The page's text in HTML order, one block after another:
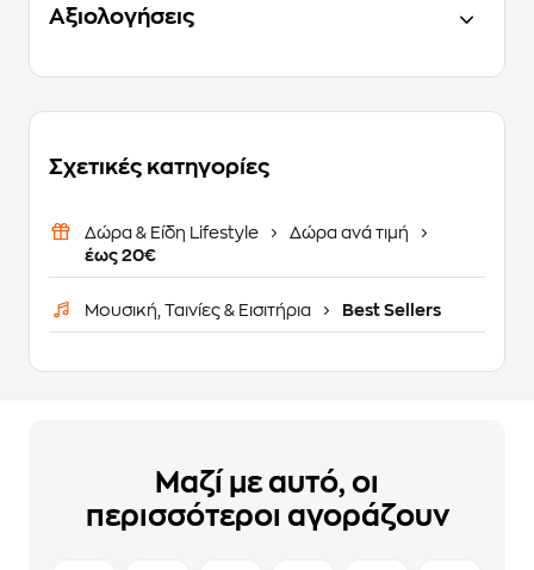
Αξιολογήσεις
Σχετικές κατηγορίες
Δώρα & Είδη Lifestyle
Δώρα ανά τιμή
έως 20€
Μουσική, Ταινίες & Εισιτήρια Best Sellers
Μαζί με αυτό, οι
περισσότεροι αγοράζουν